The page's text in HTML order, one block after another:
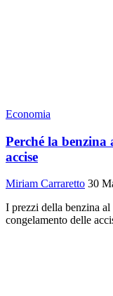
Economia
Perché la benzina
accise
Miriam Carraretto 30
I prezzi della benzina al
congelamento delle